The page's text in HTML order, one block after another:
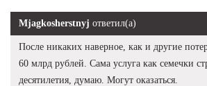
Mjagkosherstnyj ответил(а)
После никаких наверное, как и другие
60 млрд рублей. Сама услуга как семечки
десятилетия, думаю. Могут оказаться.